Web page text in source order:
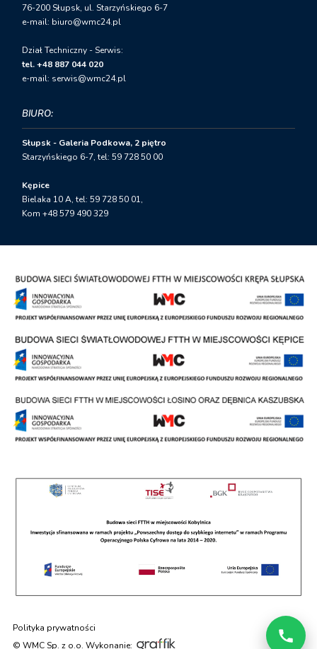
76-200 Słupsk, ul. Starzyńskiego 6-7
e-mail: biuro@wmc24.pl
Dział Techniczny - Serwis:
tel. +48 887 044 020
e-mail: serwis@wmc24.pl
BIURO:
Słupsk - Galeria Podkowa, 2 piętro
Starzyńskiego 6-7, tel: 59 728 50 00
Kępice
Bielaka 10 A, tel: 59 728 50 01,
Kom +48 579 490 329
Polityka prywatności
© WMC Sp. z o.o. Wykonanie: